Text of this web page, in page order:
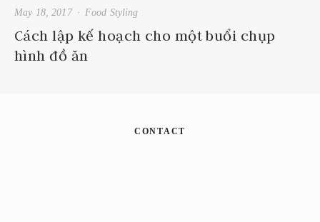
Cách lập kế hoạch cho một buổi chụp
hình đồ ăn
Food Styling
May 18, 2017
CONTACT